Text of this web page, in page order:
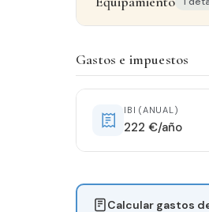
Galería
Gastos e impuestos
IBI (ANUAL)
222 €/año
Calcular gastos